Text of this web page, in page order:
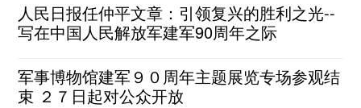
人民日报任仲平文章：引领复兴的胜利之光--
写在中国人民解放军建军90周年之际
军事博物馆建军９０周年主题展览专场参观结
束 ２７日起对公众开放